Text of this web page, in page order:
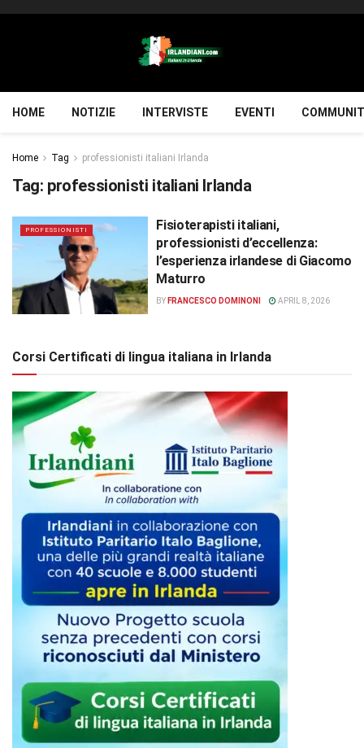
HOME NOTIZIE INTERVISTE EVENTI
Home Tag professionisti italiani Irlanda
Tag: professionisti italiani Irlanda
PROFESSIONISTI
Fisioterapisti italiani,
professionisti d’eccellenza:
l’esperienza irlandese di Giacomo
Maturro
BY FRANCESCO DOMINONI APRIL 8, 2026
Corsi Certificati di lingua italiana in Irlanda